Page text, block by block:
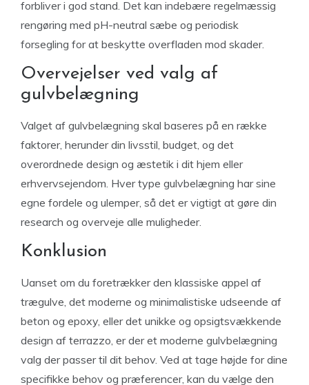
forbliver i god stand. Det kan indebære regelmæssig
rengøring med pH-neutral sæbe og periodisk
forsegling for at beskytte overfladen mod skader.
Overvejelser ved valg af
gulvbelægning
Valget af gulvbelægning skal baseres på en række
faktorer, herunder din livsstil, budget, og det
overordnede design og æstetik i dit hjem eller
erhvervsejendom. Hver type gulvbelægning har sine
egne fordele og ulemper, så det er vigtigt at gøre din
research og overveje alle muligheder.
Konklusion
Uanset om du foretrækker den klassiske appel af
trægulve, det moderne og minimalistiske udseende af
beton og epoxy, eller det unikke og opsigtsvækkende
design af terrazzo, er der et moderne gulvbelægning
valg der passer til dit behov. Ved at tage højde for dine
specifikke behov og præferencer, kan du vælge den